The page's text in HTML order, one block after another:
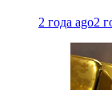
2 года ago2